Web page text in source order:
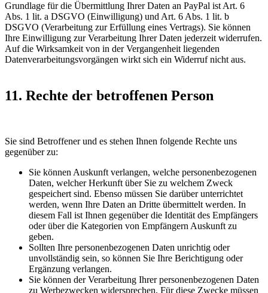
Grundlage für die Übermittlung Ihrer Daten an PayPal ist Art. 6
Abs. 1 lit. a DSGVO (Einwilligung) und Art. 6 Abs. 1 lit. b
DSGVO (Verarbeitung zur Erfüllung eines Vertrags). Sie können
Ihre Einwilligung zur Verarbeitung Ihrer Daten jederzeit widerrufen.
Auf die Wirksamkeit von in der Vergangenheit liegenden
Datenverarbeitungsvorgängen wirkt sich ein Widerruf nicht aus.
11. Rechte der betroffenen Person
Sie sind Betroffener und es stehen Ihnen folgende Rechte uns
gegenüber zu:
Sie können Auskunft verlangen, welche personenbezogenen
Daten, welcher Herkunft über Sie zu welchem Zweck
gespeichert sind. Ebenso müssen Sie darüber unterrichtet
werden, wenn Ihre Daten an Dritte übermittelt werden. In
diesem Fall ist Ihnen gegenüber die Identität des Empfängers
oder über die Kategorien von Empfängern Auskunft zu
geben.
Sollten Ihre personenbezogenen Daten unrichtig oder
unvollständig sein, so können Sie Ihre Berichtigung oder
Ergänzung verlangen.
Sie können der Verarbeitung Ihrer personenbezogenen Daten
zu Werbezwecken widersprechen. Für diese Zwecke müssen